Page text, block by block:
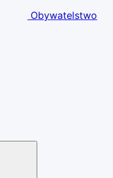
Obywatelstwo